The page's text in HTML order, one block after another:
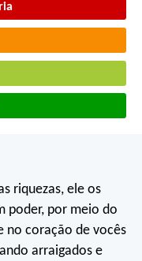
riquezas, ele os
poder, por meio do
no coração de vocês
arraigados e